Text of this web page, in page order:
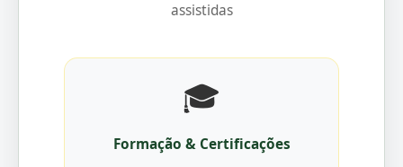
assistidas
🎓
Formação & Certificações